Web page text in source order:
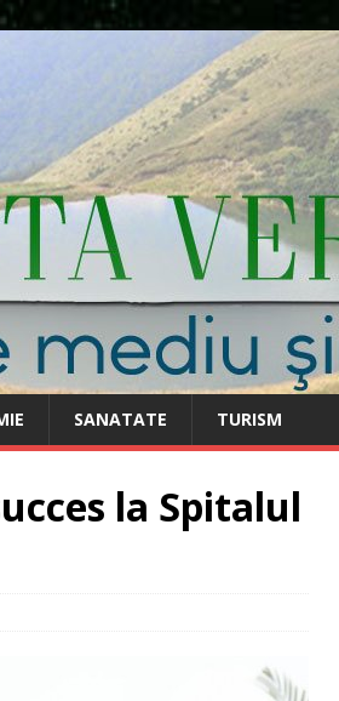
SANATATE TURISM
la Spitalul